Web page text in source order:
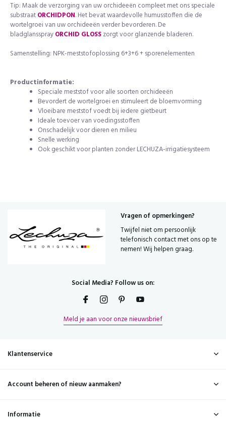
Tip: Maak de verzorging van uw orchideeën compleet met ons speciale
substraatORCHIDPON. Het bevat waardevolle humusstoffen die de
wortelgroei van uw orchideeën verder bevorderen. De
bladglanssprayORCHID GLOSSzorgt voor glanzende bladeren.
Samenstelling: NPK-meststofoplossing 6+3+6 + sporenelementen
Productinformatie:
Speciale meststof voor alle soorten orchideeën
Bevordert de wortelgroei en stimuleert de bloemvorming
Vloeibare meststof voedt bij iedere gietbeurt
Ideale toevoer van voedingsstoffen
Onschadelijk voor dieren en milieu
Snelle werking
Ook geschikt voor planten zonder LECHUZA-irrigatiesysteem
Vragen of opmerkingen?
Twijfel niet om persoonlijk
telefonisch contact met ons op te
nemen! Wij helpen graag.
Social Media? Follow us on:
Meld je aan voor onze nieuwsbrief
Klantenservice
Account beheren of nieuw aanmaken?
Informatie